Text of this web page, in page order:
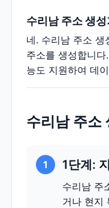
수리남 주소 생
네. 수리남 주소
주소를 생성합니
능도 지원하여 데
수리남 주소
1 1단계:
수리남 주
거나 현지